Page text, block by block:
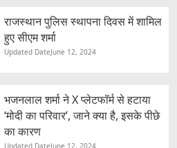
राजस्थान पुलिस स्थापना दिवस में शामिल
हुए सीएम शर्मा
Updated DateJune 12, 2024
भजनलाल शर्मा ने X प्लेटफॉर्म से हटाया
‘मोदी का परिवार’, जाने क्या है, इसके पीछे
का कारण
Updated DateJune 12, 2024